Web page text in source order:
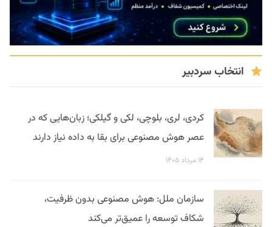
انتخاب سردبیر
کردی، لری، بلوچی، لکی و گیلکی؛ زبان‌هایی که در
عصر هوش مصنوعی برای بقا به داده نیاز دارند
۱۴ مرداد ۱۴۰۵
سازمان ملل: هوش مصنوعی بدون ظرفیت،
شکاف توسعه را عمیق‌تر می‌کند